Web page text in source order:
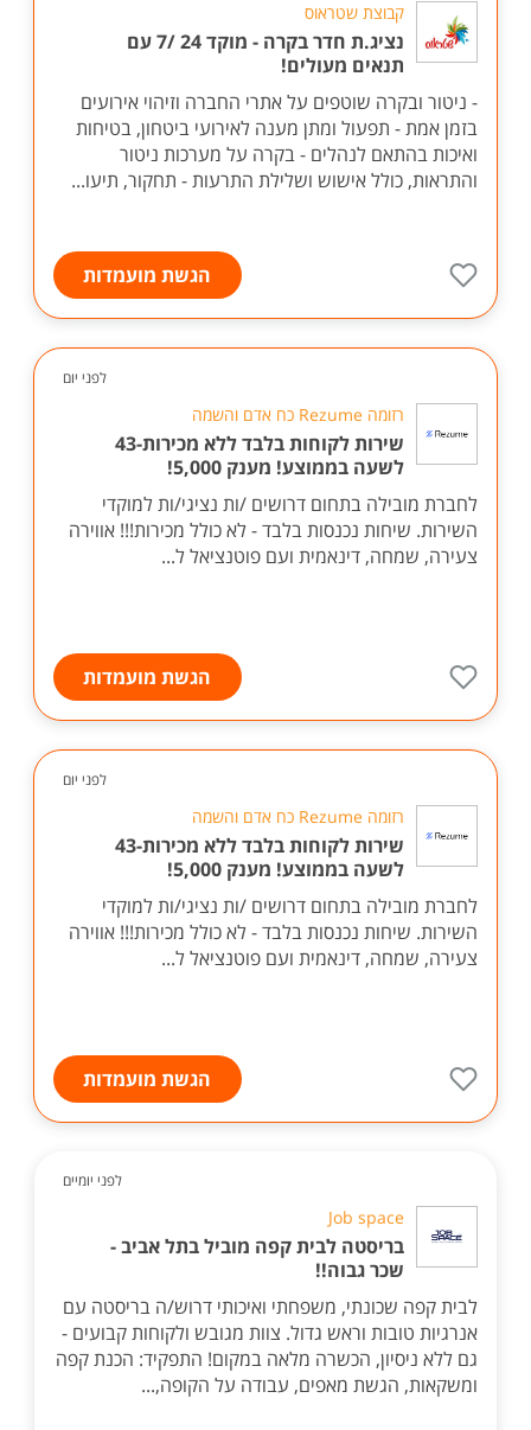
קבוצת שטראוס
נציג.ת חדר בקרה - מוקד 24 /7 עם
תנאים מעולים!
- ניטור ובקרה שוטפים על אתרי החברה וזיהוי אירועים
בזמן אמת - תפעול ומתן מענה לאירועי ביטחון, בטיחות
ואיכות בהתאם לנהלים - בקרה על מערכות ניטור
והתראות, כולל אישוש ושלילת התרעות - תחקור, תיעו...
הגשת מועמדות
לפני יום
רזומה Rezume כח אדם והשמה
שירות לקוחות בלבד ללא מכירות-43
לשעה בממוצע! מענק 5,000!
לחברת מובילה בתחום דרושים /ות נציגי/ות למוקדי
השירות. שיחות נכנסות בלבד - לא כולל מכירות!!! אווירה
צעירה, שמחה, דינאמית ועם פוטנציאל ל...
הגשת מועמדות
לפני יום
רזומה Rezume כח אדם והשמה
שירות לקוחות בלבד ללא מכירות-43
לשעה בממוצע! מענק 5,000!
לחברת מובילה בתחום דרושים /ות נציגי/ות למוקדי
השירות. שיחות נכנסות בלבד - לא כולל מכירות!!! אווירה
צעירה, שמחה, דינאמית ועם פוטנציאל ל...
הגשת מועמדות
לפני יומיים
Job space
בריסטה לבית קפה מוביל בתל אביב -
שכר גבוה!!
לבית קפה שכונתי, משפחתי ואיכותי דרוש/ה בריסטה עם
אנרגיות טובות וראש גדול. צוות מגובש ולקוחות קבועים -
גם ללא ניסיון, הכשרה מלאה במקום! התפקיד: הכנת קפה
ומשקאות, הגשת מאפים, עבודה על הקופה,...